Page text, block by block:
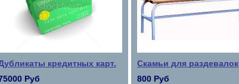
кредитных карт.
Руб
Скамьи для раздевалок
800 Руб